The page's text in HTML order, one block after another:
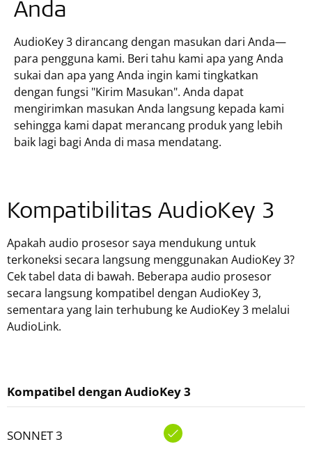
Anda
AudioKey 3 dirancang dengan masukan dari Anda—
para pengguna kami. Beri tahu kami apa yang Anda
sukai dan apa yang Anda ingin kami tingkatkan
dengan fungsi "Kirim Masukan". Anda dapat
mengirimkan masukan Anda langsung kepada kami
sehingga kami dapat merancang produk yang lebih
baik lagi bagi Anda di masa mendatang.
Kompatibilitas AudioKey 3
Apakah audio prosesor saya mendukung untuk
terkoneksi secara langsung menggunakan AudioKey 3?
Cek tabel data di bawah. Beberapa audio prosesor
secara langsung kompatibel dengan AudioKey 3,
sementara yang lain terhubung ke AudioKey 3 melalui
AudioLink.
Kompatibel dengan AudioKey 3
SONNET 3